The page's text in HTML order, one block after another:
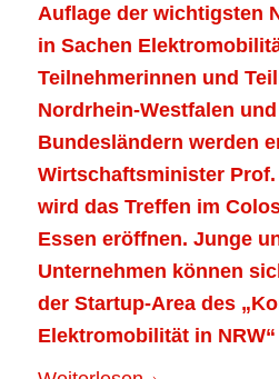
Auflage der wichtigsten
in Sachen
Teilnehmerinnen und
Nordrhein-Westfalen
Bundesländern werden
Wirtschaftsminister
wird das Treffen im
Essen eröffnen. Junge
Unternehmen können
der Startup-Area des
Elektromobilität in